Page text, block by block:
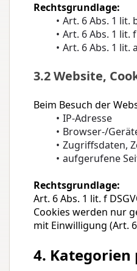
Rechtsgrundlage:
Art. 6 Abs. 1 lit.
Art. 6 Abs. 1 lit.
Art. 6 Abs. 1 lit.
3.2 Website,
Beim Besuch der
IP-Adresse
Browser-/
Zugriffsdaten,
aufgerufene
Rechtsgrundlage:
Art. 6 Abs. 1 lit. f
Cookies werden nur
mit Einwilligung (Art.
4. Kategorien